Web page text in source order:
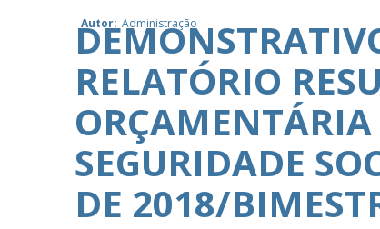
–
Autor: Administração
RELATÓRIO
SEGURIDADE
DE 2018/